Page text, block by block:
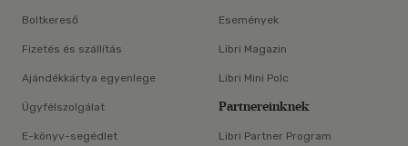
Boltkereső
Fizetés és szállítás
Ajándékkártya egyenlege
Ügyfélszolgálat
E-könyv-segédlet
Események
Libri Magazin
Libri Mini Polc
Partnereinknek
Libri Partner Program